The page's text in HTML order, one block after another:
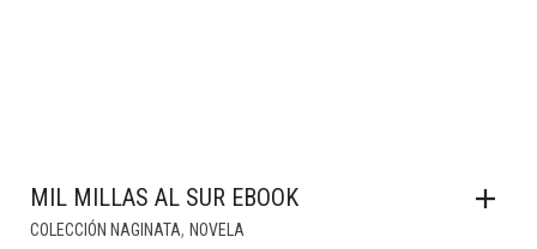
MIL MILLAS AL SUR EBOOK
COLECCIÓN NAGINATA, NOVELA